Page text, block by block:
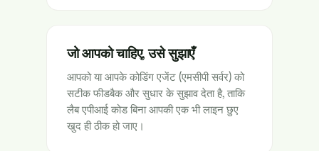
जो आपको चाहिए, उसे सुझाएँ
आपको या आपके कोडिंग एजेंट (एमसीपी सर्वर) को
सटीक फीडबैक और सुधार के सुझाव देता है, ताकि
लैब एपीआई कोड बिना आपकी एक भी लाइन छुए
खुद ही ठीक हो जाए।